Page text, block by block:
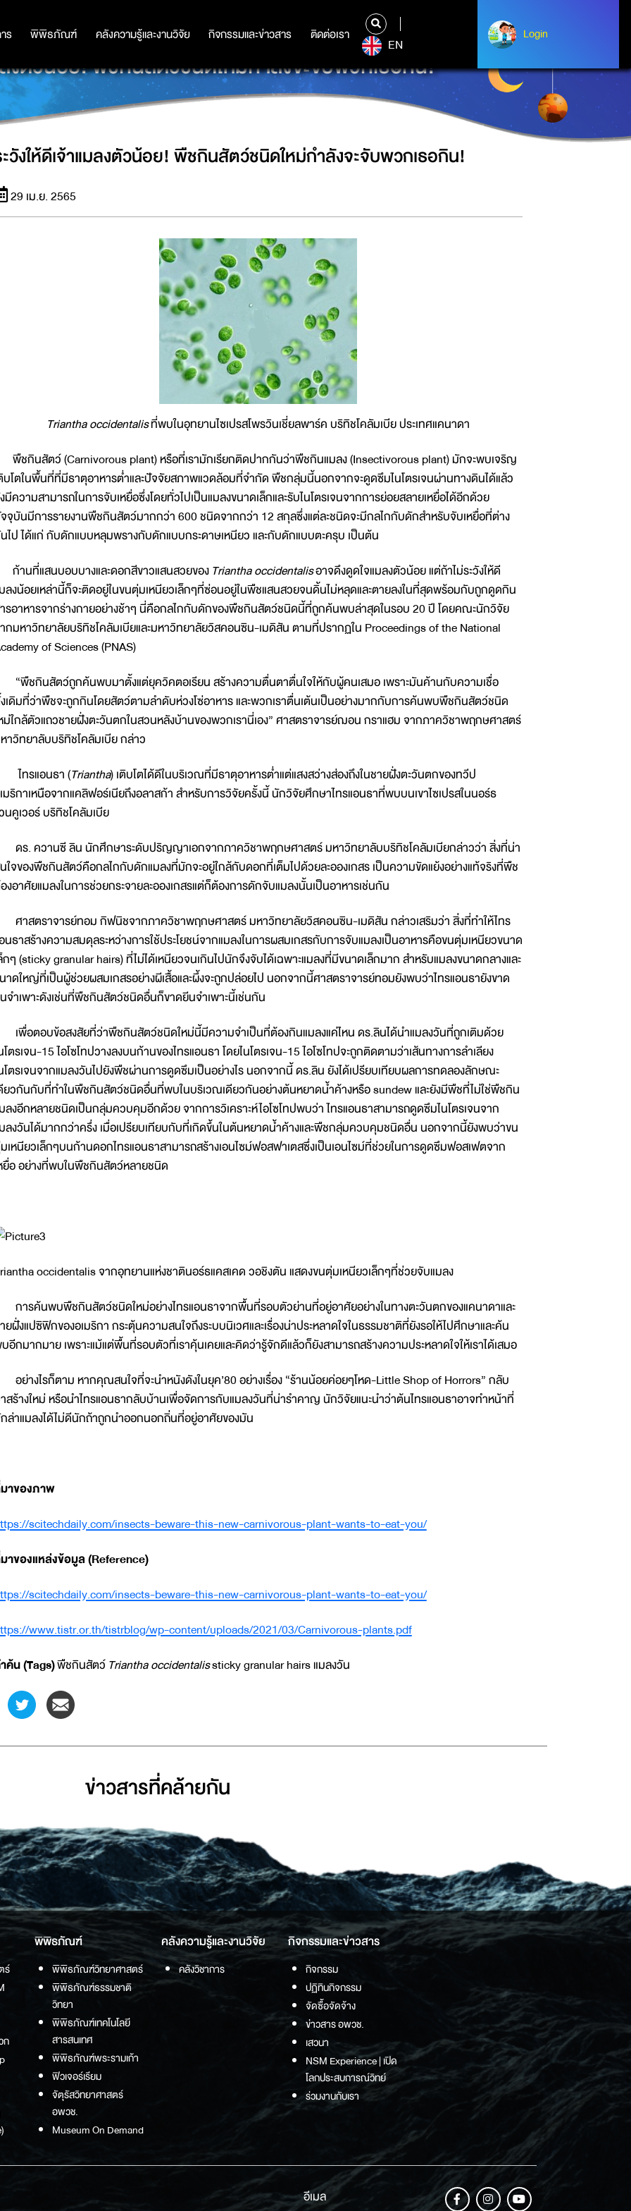
ร พิพิธภัณฑ์ คลังความรู้และงานวิจัย กิจกรรมและข่าวสาร ติดต่อเรา
ร พิพิธภัณฑ์ คลังความรู้และงานวิจัย กิจกรรมและข่าวสาร ติดต่อเรา
EN
Login
Login
ลงตัวน้อย! พืชกินสัตว์ชนิดใหม่กำลังจะจับพวกเธอกิน!
วังให้ดีเจ้าแมลงตัวน้อย! พืชกินสัตว์ชนิดใหม่กำลังจะจับพวกเธอกิน!
29 เม.ย. 2565
Triantha occidentalisที่พบในอุทยานไซเปรสโพรวินเชี่ยลพาร์ค บริทิชโคลัมเบีย ประเทศแคนาดา
พืชกินสัตว์ (Carnivorous plant) หรือที่เรามักเรียกติดปากกันว่าพืชกินแมลง (Insectivorous plant) มักจะพบเจริญ
บโตในพื้นที่ที่มีธาตุอาหารต่ำและปัจจัยสภาพแวดล้อมที่จำกัด พืชกลุ่มนี้นอกจากจะดูดซึมไนโตรเจนผ่านทางดินได้แล้ว
มีความสามารถในการจับเหยื่อซึ่งโดยทั่วไปเป็นแมลงขนาดเล็กและรับไนโตรเจนจากการย่อยสลายเหยื่อได้อีกด้วย
จุบันมีการรายงานพืชกินสัตว์มากกว่า 600 ชนิดจากกว่า 12 สกุลซึ่งแต่ละชนิดจะมีกลไกกับดักสำหรับจับเหยื่อที่ต่าง
ไป ได้แก่ กับดักแบบหลุมพรางกับดักแบบกระดาษเหนียว และกับดักแบบตะครุบ เป็นต้น
ก้านที่แสนบอบบางและดอกสีขาวแสนสวยของTriantha occidentalisอาจดึงดูดใจแมลงตัวน้อย แต่ถ้าไม่ระวังให้ดี
ลงน้อยเหล่านี้ก็จะติดอยู่ในขนตุ่มเหนียวเล็กๆที่ซ่อนอยู่ในพืชแสนสวยจนดิ้นไม่หลุดและตายลงในที่สุดพร้อมกับถูกดูดกิน
รอาหารจากร่างกายอย่างช้าๆ นี่คือกลไกกับดักของพืชกินสัตว์ชนิดนี้ที่ถูกค้นพบล่าสุดในรอบ 20 ปี โดยคณะนักวิจัย
กมหาวิทยาลัยบริทิชโคลัมเบียและมหาวิทยาลัยวิสคอนซิน-เมดิสัน ตามที่ปรากฏใน Proceedings of the National
of Sciences (PNAS)
“พืชกินสัตว์ถูกค้นพบมาตั้งแต่ยุควิคตอเรียน สร้างความตื่นตาตื่นใจให้กับผู้คนเสมอ เพราะมันค้านกับความเชื่อ
เดิมที่ว่าพืชจะถูกกินโดยสัตว์ตามลำดับห่วงโซ่อาหาร และพวกเราตื่นเต้นเป็นอย่างมากกับการค้นพบพืชกินสัตว์ชนิด
ม่ใกล้ตัวแถวชายฝั่งตะวันตกในสวนหลังบ้านของพวกเรานี่เอง” ศาสตราจารย์ฌอน กราแฮม จากภาควิชาพฤกษศาสตร์
าวิทยาลับบริทิชโคลัมเบีย กล่าว
ไทรแอนธา (Triantha) เติบโตได้ดีในบริเวณที่มีธาตุอาหารต่ำแต่แสงสว่างส่องถึงในชายฝั่งตะวันตกของทวีป
มริกาเหนือจากแคลิฟอร์เนียถึงอลาสก้า สำหรับการวิจัยครั้งนี้ นักวิจัยศึกษาไทรแอนธาที่พบบนเขาไซเปรสในนอร์ธ
นคูเวอร์ บริทิชโคลัมเบีย
ดร. ควานซี ลิน นักศึกษาระดับปริญญาเอกจากภาควิชาพฤกษศาสตร์ มหาวิทยาลับบริทิชโคลัมเบียกล่าวว่า สิ่งที่น่า
ใจของพืชกินสัตว์คือกลไกกับดักแมลงที่มักจะอยู่ใกล้กับดอกที่เต็มไปด้วยละอองเกสร เป็นความขัดแย้งอย่างแท้จริงที่พืช
งอาศัยแมลงในการช่วยกระจายละอองเกสรแต่ก็ต้องการดักจับแมลงนั้นเป็นอาหารเช่นกัน
ศาสตราจารย์ทอม กิฟนิชจากภาควิชาพฤกษศาสตร์ มหาวิทยาลัยวิสคอนซิน-เมดิสัน กล่าวเสริมว่า สิ่งที่ทำให้ไทร
นธาสร้างความสมดุลระหว่างการใช้ประโยชน์จากแมลงในการผสมเกสรกับการจับแมลงเป็นอาหารคือขนตุ่มเหนียวขนาด
กๆ (sticky granular hairs) ที่ไม่ได้เหนียวจนเกินไปนักจึงจับได้เฉพาะแมลงที่มีขนาดเล็กมาก สำหรับแมลงขนาดกลางและ
าดใหญ่ที่เป็นผู้ช่วยผสมเกสรอย่างผีเสื้อและผึ้งจะถูกปล่อยไป นอกจากนี้ศาสตราจารย์ทอมยังพบว่าไทรแอนธายังขาด
จำเพาะดังเช่นที่พืชกินสัตว์ชนิดอื่นก็ขาดยีนจำเพาะนี้เช่นกัน
เพื่อตอบข้อสงสัยที่ว่าพืชกินสัตว์ชนิดใหม่นี้มีความจำเป็นที่ต้องกินแมลงแค่ไหน ดร.ลินได้นำแมลงวันที่ถูกเติมด้วย
โตรเจน-15 ไอโซโทปวางลงบนก้านของไทรแอนธา โดยไนโตรเจน-15 ไอโซโทปจะถูกติดตามว่าเส้นทางการลำเลียง
โตรเจนจากแมลงวันไปยังพืชผ่านการดูดซึมเป็นอย่างไร นอกจากนี้ ดร.ลิน ยังได้เปรียบเทียบผลการทดลองลักษณะ
ยวกันกับที่ทำในพืชกินสัตว์ชนิดอื่นที่พบในบริเวณเดียวกันอย่างต้นหยาดน้ำค้างหรือ sundew และยังมีพืชที่ไม่ใช่พืชกิน
ลงอีกหลายชนิดเป็นกลุ่มควบคุมอีกด้วย จากการวิเคราะห์ไอโซโทปพบว่า ไทรแอนธาสามารถดูดซึมไนโตรเจนจาก
ลงวันได้มากกว่าครึ่ง เมื่อเปรียบเทียบกับที่เกิดขึ้นในต้นหยาดน้ำค้างและพืชกลุ่มควบคุมชนิดอื่น นอกจากนี้ยังพบว่าขน
เหนียวเล็กๆบนก้านดอกไทรแอนธาสามารถสร้างเอนไซม์ฟอสฟาเตสซึ่งเป็นเอนไซม์ที่ช่วยในการดูดซึมฟอสเฟตจาก
ยื่อ อย่างที่พบในพืชกินสัตว์หลายชนิด
occidentalis จากอุทยานแห่งชาตินอร์ธแคสเคด วอชิงตัน แสดงขนตุ่มเหนียวเล็กๆที่ช่วยจับแมลง
การค้นพบพืชกินสัตว์ชนิดใหม่อย่างไทรแอนธาจากพื้นที่รอบตัวย่านที่อยู่อาศัยอย่างในทางตะวันตกของแคนาดาและ
ยฝั่งแปซิฟิกของอเมริกา กระตุ้นความสนใจถึงระบบนิเวศและเรื่องน่าประหลาดใจในธรรมชาติที่ยังรอให้ไปศึกษาและค้น
อีกมากมาย เพราะแม้แต่พื้นที่รอบตัวที่เราคุ้นเคยและคิดว่ารู้จักดีแล้วก็ยังสามารถสร้างความประหลาดใจให้เราได้เสมอ
อย่างไรก็ตาม หากคุณสนใจที่จะนำหนังดังในยุค’80 อย่างเรื่อง “ร้านน้อยค่อยๆโหด-Little Shop of Horrors” กลับ
สร้างใหม่ หรือนำไทรแอนธากลับบ้านเพื่อจัดการกับแมลงวันที่น่ารำคาญ นักวิจัยแนะนำว่าต้นไทรแอนธาอาจทำหน้าที่
ล่าแมลงได้ไม่ดีนักถ้าถูกนำออกนอกถิ่นที่อยู่อาศัยของมัน
าของภาพ
scitechdaily.com/insects-beware-this-new-carnivorous-plant-wants-to-eat-you/
าของแหล่งข้อมูล (Reference)
scitechdaily.com/insects-beware-this-new-carnivorous-plant-wants-to-eat-you/
www.tistr.or.th/tistrblog/wp-content/uploads/2021/03/Carnivorous-plants.pdf
ค้น (Tags)พืชกินสัตว์Triantha occidentalissticky granular hairs แมลงวัน
ข่าวสารที่่คล้ายกัน
ร์
ก
พิพิธภัณฑ์
พิพิธภัณฑ์วิทยาศาสตร์
พิพิธภัณฑ์ธรรมชาติ
วิทยา
พิพิธภัณฑ์เทคโนโลยี
สารสนเทศ
พิพิธภัณฑ์พระรามเก้า
ฟิวเจอร์เรียม
จัตุรัสวิทยาศาสตร์
อพวช.
Museum On Demand
คลังความรู้และงานวิจัย
คลังวิชาการ
กิจกรรมและข่าวสาร
กิจกรรม
ปฏิทินกิจกรรม
จัดซื้อจัดจ้าง
ข่าวสาร อพวช.
เสวนา
NSM Experience | เปิด
โลกประสบการณ์วิทย์
ร่วมงานกับเรา
อีเมล